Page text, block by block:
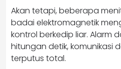
Akan tetapi, beberapa
badai elektromagnetik
kontrol berkedip liar. Alarm
hitungan detik, komunikasi
terputus total.